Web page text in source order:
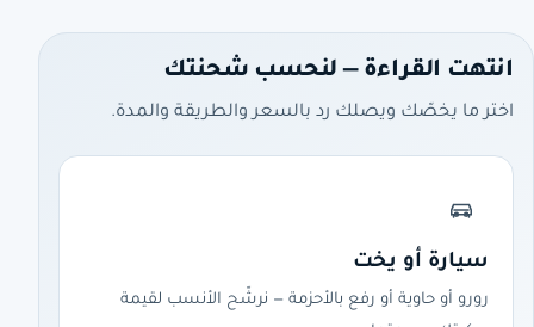
انتهت القراءة — لنحسب شحنتك
اختر ما يخصّك ويصلك رد بالسعر والطريقة والمدة.
سيارة أو يخت
رورو أو حاوية أو رفع بالأحزمة — نرشّح الأنسب لقيمة